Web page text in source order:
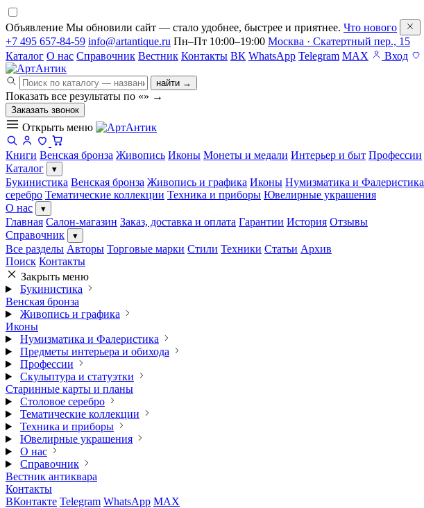
Объявление Мы обновили сайт — стало удобнее, быстрее и приятнее. Что нового
+7 495 657-84-59 info@artantique.ru Пн–Пт 10:00–19:00 Москва · Скатертный пер., 15
Каталог О нас Справочник Вестник Контакты ВК WhatsApp Telegram MAX Вход
найти →
Показать все результаты по «» →
Заказать звонок
Открыть меню
Книги Венская бронза Живопись Иконы Монеты и медали Интерьер и быт Профессии
Каталог
▾
Букинистика Венская бронза Живопись и графика Иконы Нумизматика и Фалеристика
серебро Тематические коллекции Техника и приборы Ювелирные украшения
О нас
▾
Главная Салон-магазин Заказ, доставка и оплата Гарантии История Отзывы
Справочник
▾
Все разделы Авторы Торговые марки Стили Техники Статьи Архив
Поиск Контакты
Закрыть меню
Букинистика
Венская бронза
Живопись и графика
Иконы
Нумизматика и Фалеристика
Предметы интерьера и обихода
Профессии
Скульптура и статуэтки
Старинные карты и планы
Столовое серебро
Тематические коллекции
Техника и приборы
Ювелирные украшения
О нас
Справочник
Вестник антиквара
Контакты
ВКонтакте Telegram WhatsApp MAX